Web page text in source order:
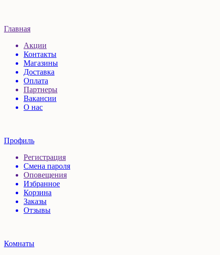
Главная
Акции
Контакты
Магазины
Доставка
Оплата
Партнеры
Вакансии
О нас
Профиль
Регистрация
Смена пароля
Оповещения
Избранное
Корзина
Заказы
Отзывы
Комнаты